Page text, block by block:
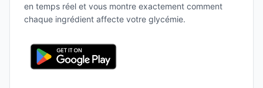
en temps réel et vous montre exactement comment
chaque ingrédient affecte votre glycémie.